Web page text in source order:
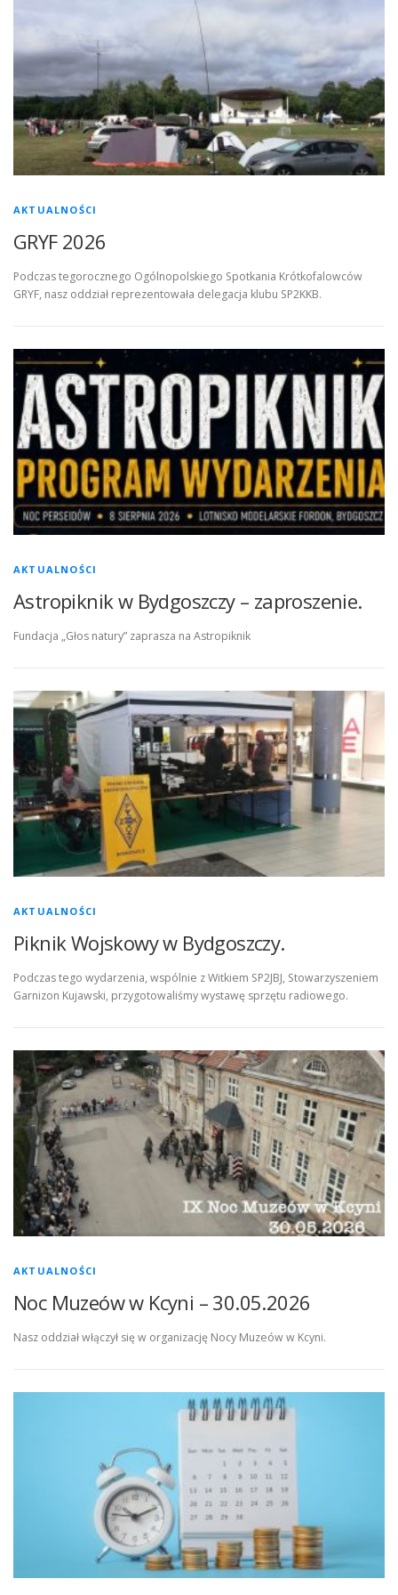
AKTUALNOŚCI
GRYF 2026
Podczas tegorocznego Ogólnopolskiego Spotkania Krótkofalowców
GRYF, nasz oddział reprezentowała delegacja klubu SP2KKB.
AKTUALNOŚCI
Astropiknik w Bydgoszczy – zaproszenie.
Fundacja „Głos natury” zaprasza na Astropiknik
AKTUALNOŚCI
Piknik Wojskowy w Bydgoszczy.
Podczas tego wydarzenia, wspólnie z Witkiem SP2JBJ, Stowarzyszeniem
Garnizon Kujawski, przygotowaliśmy wystawę sprzętu radiowego.
AKTUALNOŚCI
Noc Muzeów w Kcyni – 30.05.2026
Nasz oddział włączył się w organizację Nocy Muzeów w Kcyni.